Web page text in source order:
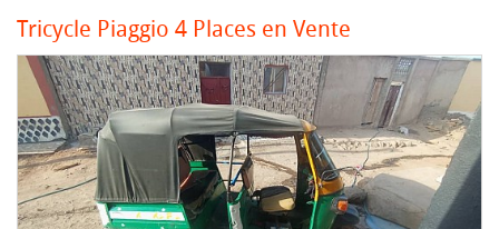
Tricycle Piaggio 4 Places en Vente